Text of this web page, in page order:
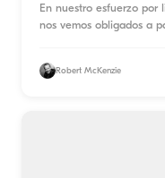
En nuestro esfuerzo por
nos vemos obligados a
Robert McKenzie